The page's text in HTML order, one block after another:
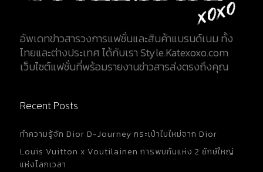
อัพเดทข่าวสารวงการแฟชั่นและสินค้าแบรนด์เนม ทั้ง
ไทยและต่างประเทศ ได้กับเรา Style.Katexoxo.com
เว็บไซต์แฟชั่นที่พร้อมรายงานข่าวสารส่งตรงถึงคุณ
Recent Posts
ทำความรู้จัก Dior D-Journey กระเป๋าใบใหม่จาก Dior
Louis Vuitton x Voutilainen การพบกันแห่ง 2 ยักษ์ใหญ่
แห่งโลกเวลา